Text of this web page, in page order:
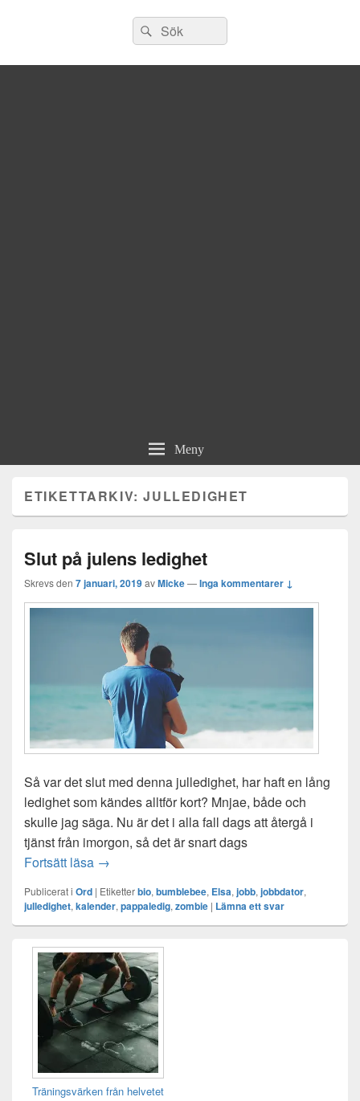
Sök
efter:
Sök
Meny
ETIKETTARKIV:JULLEDIGHET
Slut på julens ledighet
Skrevs den 7 januari, 2019avMicke—Inga kommentarer ↓
Så var det slut med denna julledighet, har haft en lång
ledighet som kändes alltför kort? Mnjae, både och
skulle jag säga. Nu är det i alla fall dags att återgå i
tjänst från imorgon, så det är snart dags
Fortsätt läsa Slut på julens ledighet
→
Publicerat i Ord | Etiketterbio,bumblebee, Elsa,jobb,jobbdator,
julledighet,kalender,pappaledig,zombie | Lämna ett svar
Primära
sidofältet
Widget
område
Träningsvärken från helvetet